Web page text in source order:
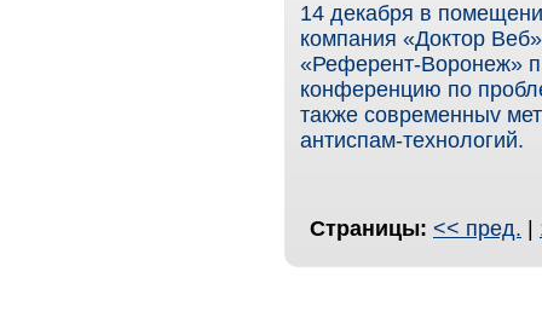
14 декабря в
компания «Доктор
«Референт-Воронеж»
конференцию по
также современныv
антиспам-технологий.
Страницы: << пред. |